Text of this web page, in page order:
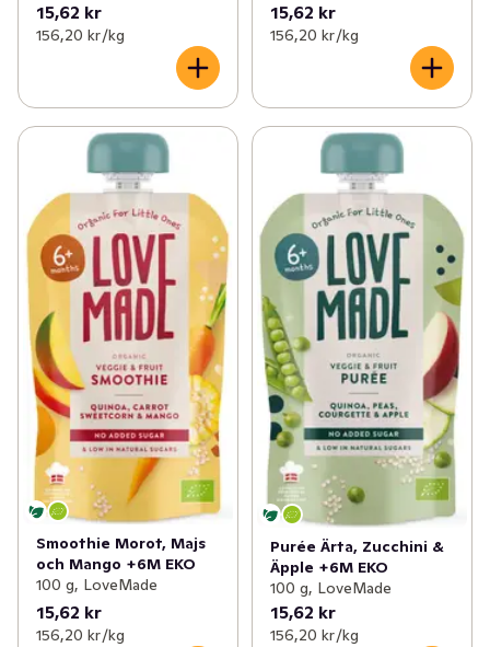
15,62 kr
156,20 kr /kg
15,62 kr
156,20 kr /kg
Smoothie Morot, Majs
och Mango +6M EKO
100 g, LoveMade
15,62 kr
156,20 kr /kg
Purée Ärta, Zucchini &
Äpple +6M EKO
100 g, LoveMade
15,62 kr
156,20 kr /kg